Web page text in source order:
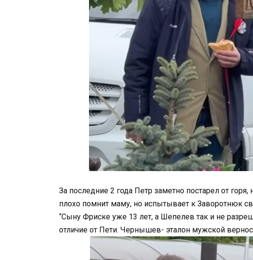
За последние 2 года Петр заметно постарел от
плохо помнит маму, но испытывает к Заворотнюк
“Сыну Фриске уже 13 лет, а Шепелев так и не
отличие от Пети. Чернышев- эталон мужской